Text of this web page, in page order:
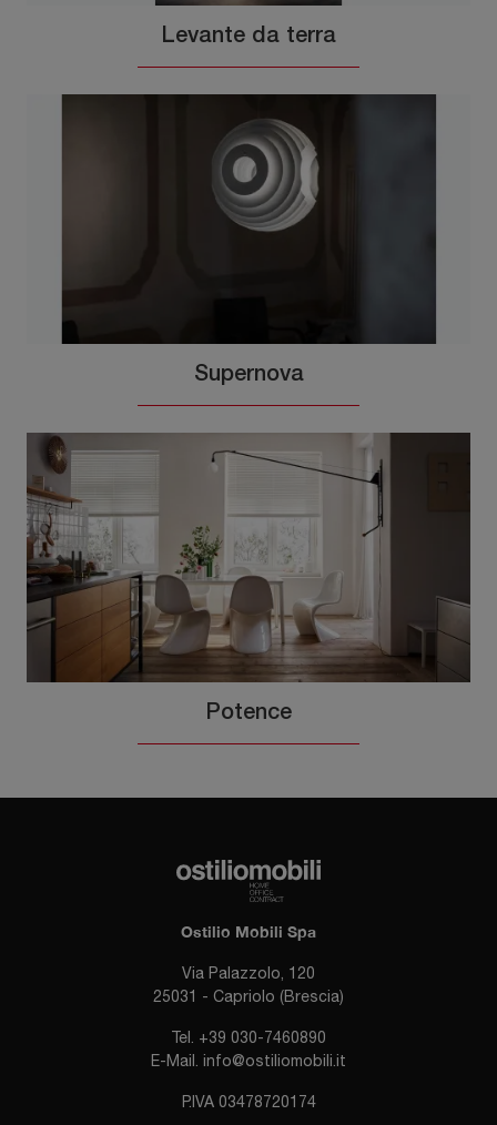
Levante da terra
Supernova
Potence
Ostilio Mobili Spa
Via Palazzolo, 120
25031 - Capriolo (Brescia)
Tel. +39 030-7460890
E-Mail. info@ostiliomobili.it
P.IVA 03478720174